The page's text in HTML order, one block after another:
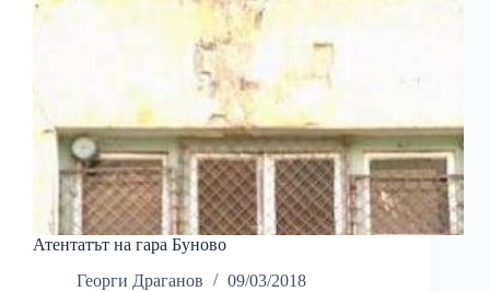
Атентатът на гара Буново
Георги Драганов
09/03/2018